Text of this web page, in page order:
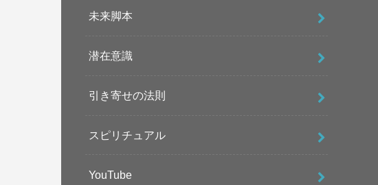
未来脚本
潜在意識
引き寄せの法則
スピリチュアル
YouTube